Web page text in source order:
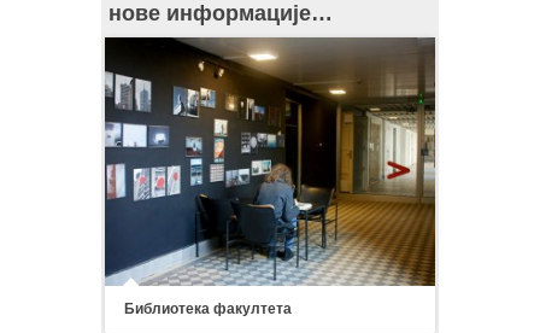
нове информације…
Библиотека факултета